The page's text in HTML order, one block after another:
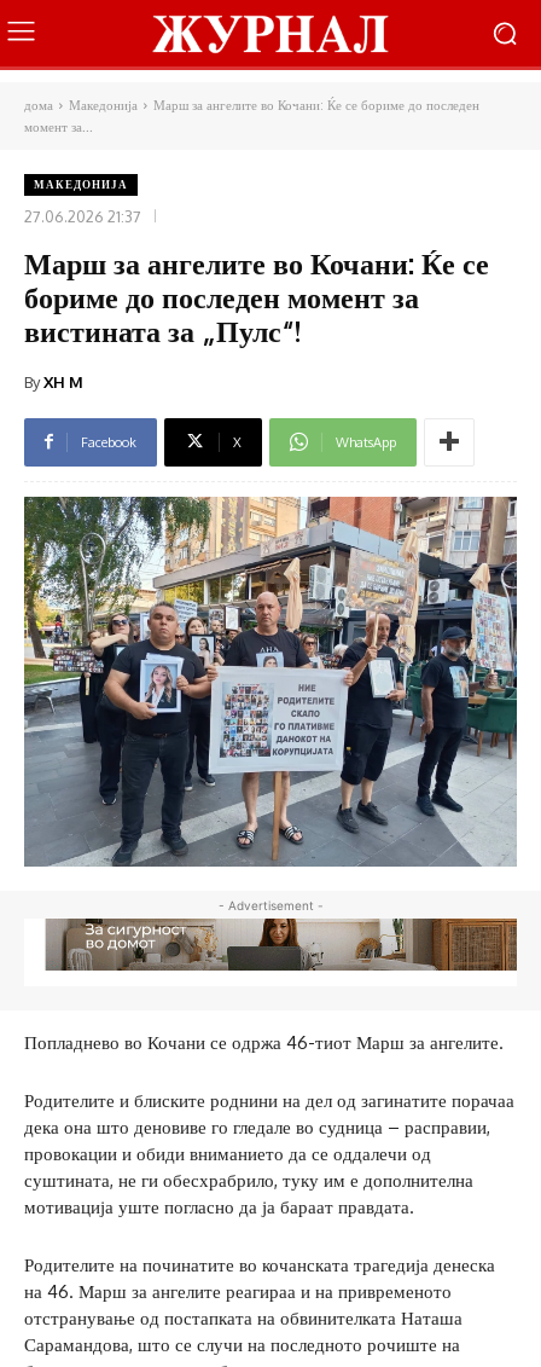
дома Македонија
Марш за ангелите во Кочани: Ќе се бориме до последен
момент за...
МАКЕДОНИЈА
27.06.2026 21:37
Марш за ангелите во Кочани: Ќе се
бориме до последен момент за
вистината за „Пулс“!
ByXH M
Facebook X WhatsApp
- Advertisement -
Попладнево во Кочани се одржа 46-тиот Марш за ангелите.
Родителите и блиските роднини на дел од загинатите порачаа
дека она што деновиве го гледале во судница – расправии,
провокации и обиди вниманието да се оддалечи од
суштината, не ги обесхрабрило, туку им е дополнителна
мотивација уште погласно да ја бараат правдата.
Родителите на починатите во кочанската трагедија денеска
на 46. Марш за ангелите реагираа и на привременото
отстранување од постапката на обвинителката Наташа
Сарамандова, што се случи на последното рочиште на